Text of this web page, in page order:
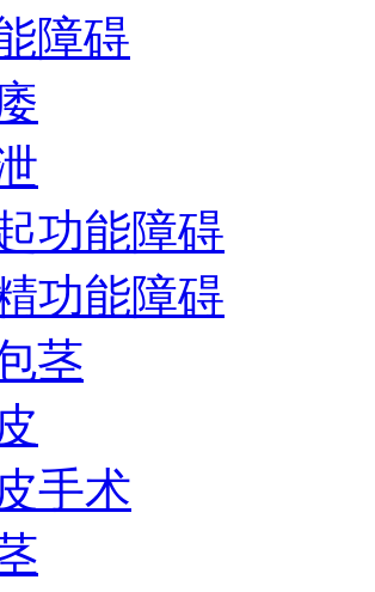
障碍
功能障碍
功能障碍
茎
手术